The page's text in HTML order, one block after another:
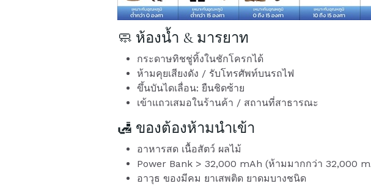
🧼 ห้องน้ำ & มารยาท
กระดาษทิชชู่ทิ้งในชักโครกได้
ห้ามคุยเสียงดัง / รับโทรศัพท์บนรถไฟ
ขึ้นบันไดเลื่อน: ยืนชิดซ้าย
เข้าแถวเสมอในร้านค้า / สถานที่สาธารณะ
🛃 ของต้องห้ามนำเข้า
อาหารสด เนื้อสัตว์ ผลไม้
Power Bank > 32,000 mAh (ห้ามมากกว่า 32,000
อาวุธ ของมีคม ยาเสพติด ยาดมบางชนิด